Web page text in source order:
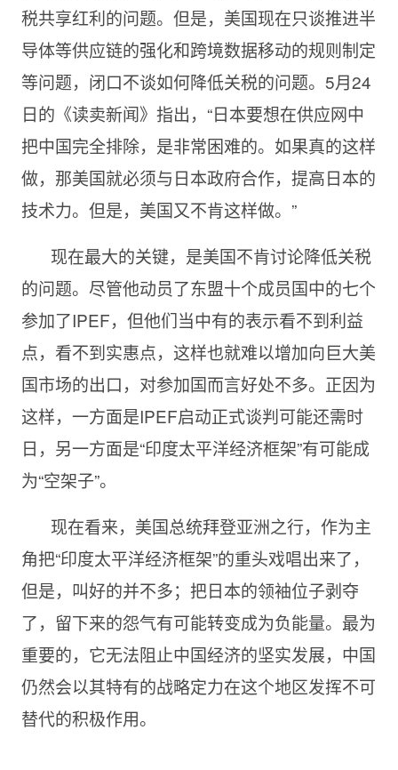
税共享红利的问题。但是，美国现在只谈推进半
导体等供应链的强化和跨境数据移动的规则制定
等问题，闭口不谈如何降低关税的问题。5月24
日的《读卖新闻》指出，“日本要想在供应网中
把中国完全排除，是非常困难的。如果真的这样
做，那美国就必须与日本政府合作，提高日本的
技术力。但是，美国又不肯这样做。”
现在最大的关键，是美国不肯讨论降低关税
的问题。尽管他动员了东盟十个成员国中的七个
参加了IPEF，但他们当中有的表示看不到利益
点，看不到实惠点，这样也就难以增加向巨大美
国市场的出口，对参加国而言好处不多。正因为
这样，一方面是IPEF启动正式谈判可能还需时
日，另一方面是“印度太平洋经济框架”有可能成
为“空架子”。
现在看来，美国总统拜登亚洲之行，作为主
角把“印度太平洋经济框架”的重头戏唱出来了，
但是，叫好的并不多；把日本的领袖位子剥夺
了，留下来的怨气有可能转变成为负能量。最为
重要的，它无法阻止中国经济的坚实发展，中国
仍然会以其特有的战略定力在这个地区发挥不可
替代的积极作用。